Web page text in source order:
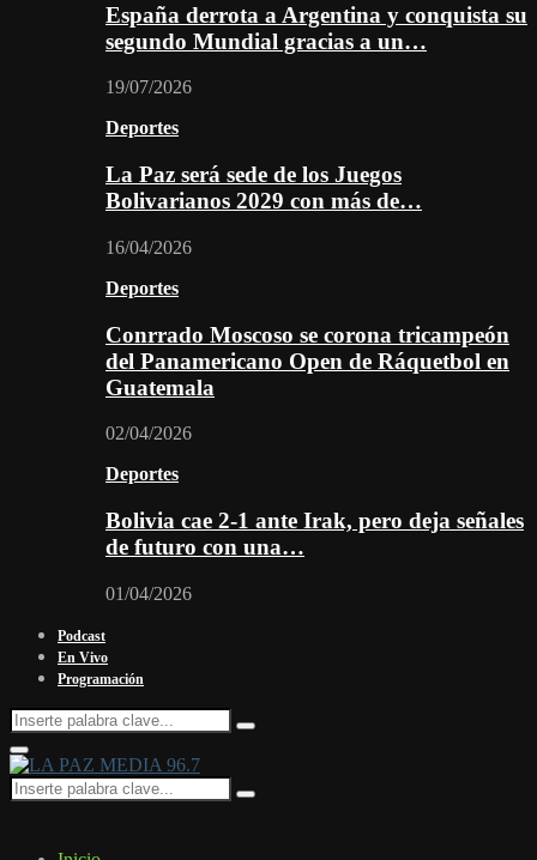
España derrota a Argentina y conquista su
segundo Mundial gracias a un…
19/07/2026
Deportes
La Paz será sede de los Juegos
Bolivarianos 2029 con más de…
16/04/2026
Deportes
Conrrado Moscoso se corona tricampeón
del Panamericano Open de Ráquetbol en
Guatemala
02/04/2026
Deportes
Bolivia cae 2-1 ante Irak, pero deja señales
de futuro con una…
01/04/2026
Podcast
En Vivo
Programación
Search
for:
Search
Facebook
Twitter
Instagram
Youtube
Email
Twitch
Whatsapp
Primary
Menu
Search
for:
Search